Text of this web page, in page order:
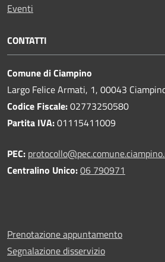
Eventi
CONTATTI
Comune di Ciampino
Largo Felice Armati, 1, 00043
Codice Fiscale:02773250580
Partita IVA:01115411009
PEC:
Centralino Unico:06 790971
Prenotazione appuntamento
Segnalazione disservizio